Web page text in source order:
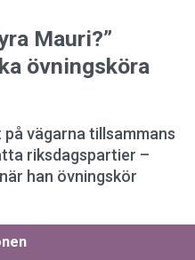
Mauri?”
övningsköra
vägarna tillsammans
riksdagspartier –
han övningskör